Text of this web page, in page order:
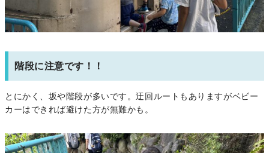
階段に注意です！！
とにかく、坂や階段が多いです。迂回ルートもありますがベビー
カーはできれば避けた方が無難かも。